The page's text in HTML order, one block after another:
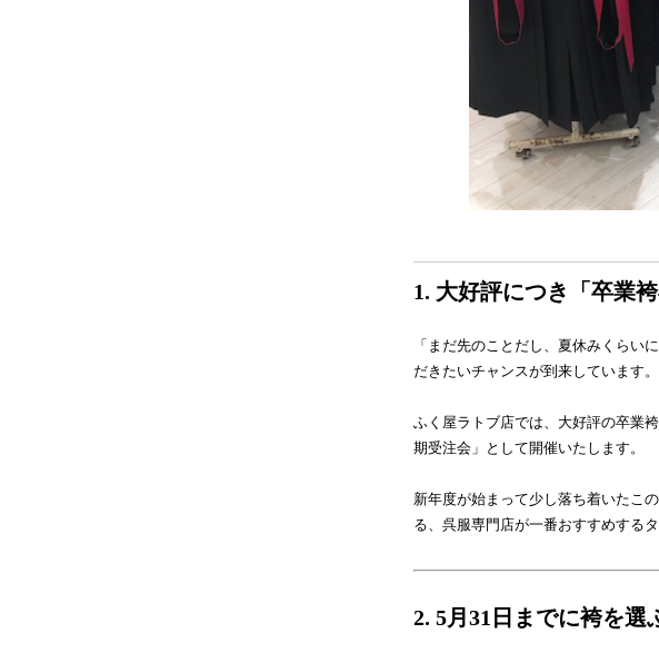
1. 大好評につき「卒業
「まだ先のことだし、夏休みくらい
だきたいチャンスが到来しています。
ふく屋ラトブ店では、大好評の卒業
期受注会」として開催いたします。
新年度が始まって少し落ち着いたこ
る、呉服専門店が一番おすすめする
2. 5月31日までに袴を選